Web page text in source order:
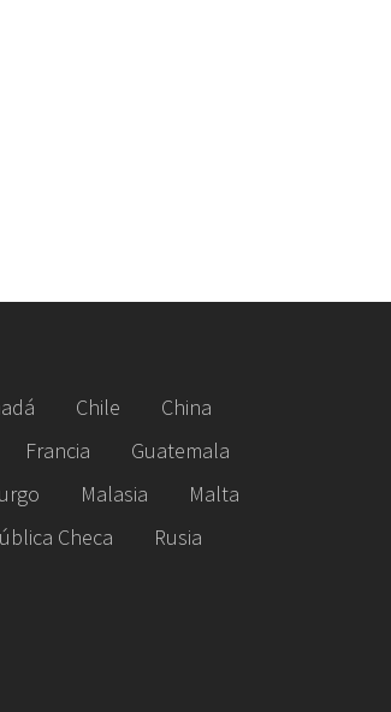
Chile
China
Francia
Guatemala
Malasia
Malta
Checa
Rusia